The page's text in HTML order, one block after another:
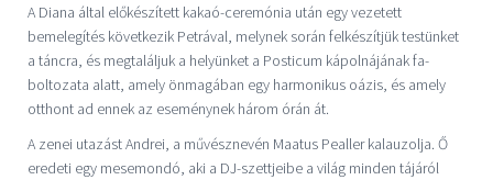
A Diana által előkészített kakaó-ceremónia után egy vezetett
bemelegítés következik Petrával, melynek során felkészítjük testünket
a táncra, és megtaláljuk a helyünket a Posticum kápolnájának fa-
boltozata alatt, amely önmagában egy harmonikus oázis, és amely
otthont ad ennek az eseménynek három órán át.
A zenei utazást Andrei, a művésznevén Maatus Pealler kalauzolja. Ő
eredeti egy mesemondó, aki a DJ-szettjeibe a világ minden tájáról